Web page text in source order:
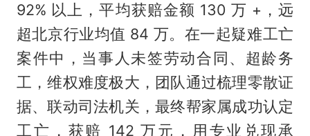
92% 以上，平均获赔金额 130 万 +，远
超北京行业均值 84 万。在一起疑难工亡
案件中，当事人未签劳动合同、超龄务
工，维权难度极大，团队通过梳理零散证
据、联动司法机关，最终帮家属成功认定
工亡，获赔 142 万元，用专业兑现承